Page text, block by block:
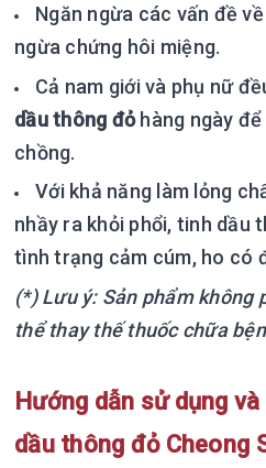
Ngăn ngừa các vấn đề
ngừa chứng hôi miệng.
Cả nam giới và phụ nữ
dầu thông đỏ hàng ngày
chồng.
Với khả năng làm lỏng
nhầy ra khỏi phổi, tinh dầu
tình trạng cảm cúm, ho có
(*) Lưu ý: Sản phẩm không
thể thay thế thuốc chữa
Hướng dẫn sử dụng
dầu thông đỏ Cheong